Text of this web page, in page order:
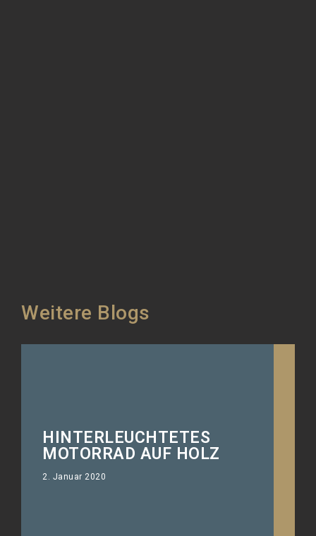
Weitere Blogs
HINTERLEUCHTETES
MOTORRAD AUF HOLZ
2. Januar 2020
Die Panhead als hinterleuchtetes
Bild im Wohnzimmer.